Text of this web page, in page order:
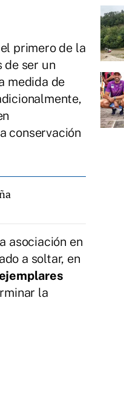
primero de la
de ser un
medida de
conservación
asociación en
a soltar, en
la